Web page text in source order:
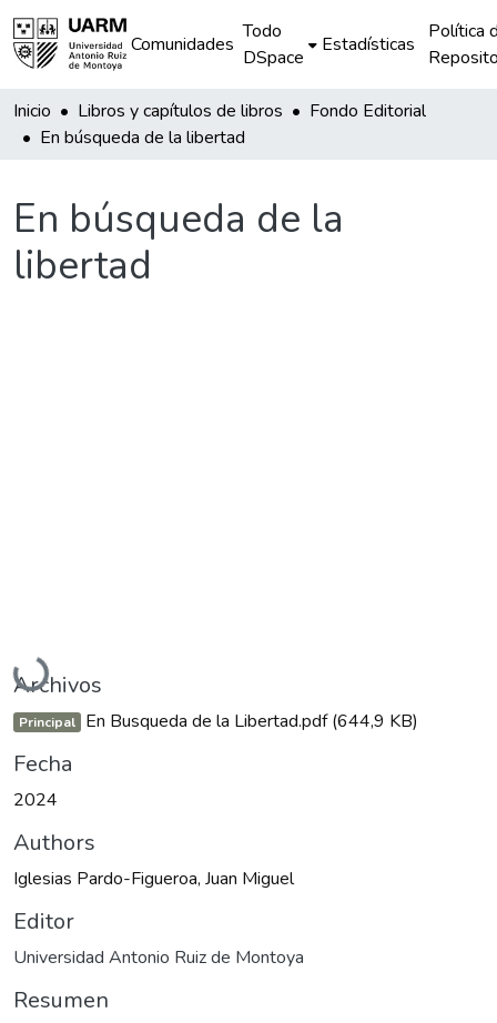
Comunidades
Todo
DSpace
Estadísticas
Política
Inicio Libros y capítulos de libros
Fondo Editorial
En búsqueda de la libertad
En búsqueda de la
libertad
Cargando...
Archivos
Principal En Busqueda de la Libertad.pdf(644,9 KB)
Fecha
2024
Authors
Iglesias Pardo-Figueroa, Juan Miguel
Editor
Universidad Antonio Ruiz de Montoya
Resumen